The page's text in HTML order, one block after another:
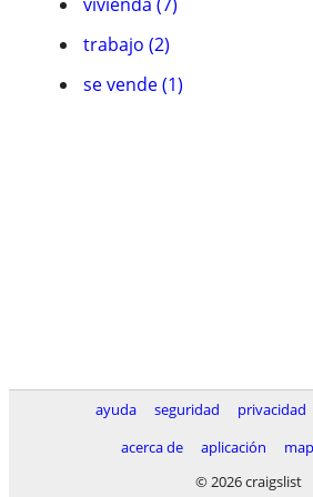
trabajo (2)
se vende (1)
ayuda seguridad privacidad
acerca de
aplicación
© 2026 craigslist